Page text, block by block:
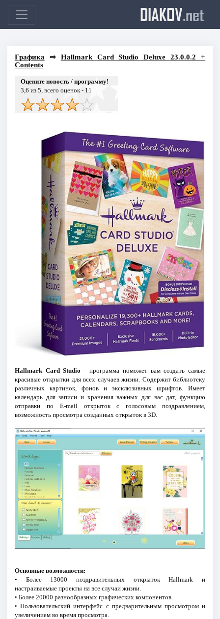
DIAKOV.net
Графика ⇒ Hallmark Card Studio Deluxe 23.0.0.2 +
Contents
Оцените новость / программу!
3,6 из 5, всего оценок - 11
Hallmark Card Studio - программа поможет вам создать самые
красивые открытки для всех случаев жизни. Содержит библиотеку
различных картинок, фонов и эксклюзивных шрифтов. Имеет
календарь для записи и хранения важных для вас дат, функцию
отправки по E-mail открыток с голосовым поздравлением,
возможность просмотра созданных открыток в 3D.
Основные возможности:
• Более 13000 поздравительных открыток Hallmark и
настраиваемые проекты на все случаи жизни.
• Более 20000 разнообразных графических компонентов.
• Пользовательский интерфейс с предварительным просмотром и
увеличением во время просмотра.